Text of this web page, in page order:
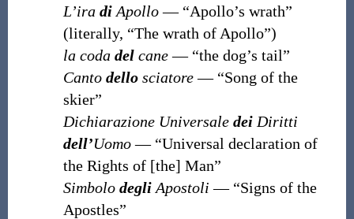
L’ira diApollo— “Apollo’s wrath”
(literally, “The wrath of Apollo”)
la coda delcane— “the dog’s tail”
Canto dellosciatore— “Song of the
skier”
Dichiarazione Universale deiDiritti
dell’Uomo— “Universal declaration of
the Rights of [the] Man”
Simbolo degliApostoli — “Signs of the
Apostles”